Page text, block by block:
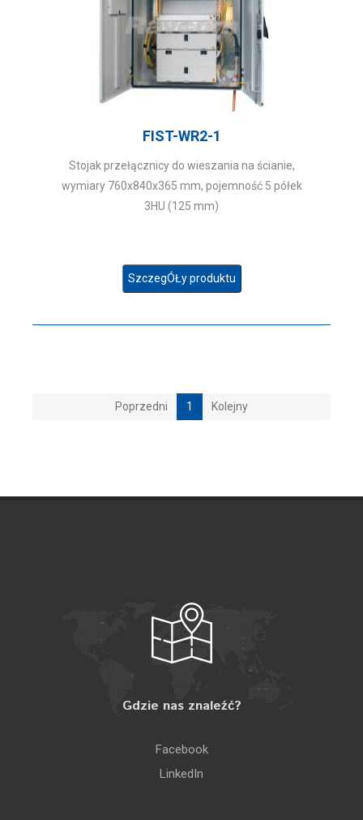
FIST-WR2-1
Stojak przełącznicy do wieszania na ścianie,
wymiary 760x840x365 mm, pojemność 5 półek
3HU (125 mm)
SzczegÓŁy produktu
Poprzedni 1 Kolejny
Gdzie nas znaleźć?
Facebook
LinkedIn